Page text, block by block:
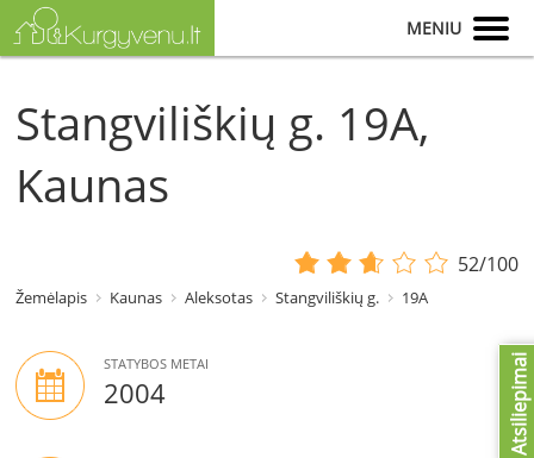
MENIU
Stangviliškių g. 19A,
Kaunas
52/100
Žemėlapis Kaunas Aleksotas Stangviliškių g. 19A
STATYBOS METAI
2004 Atsiliepimai